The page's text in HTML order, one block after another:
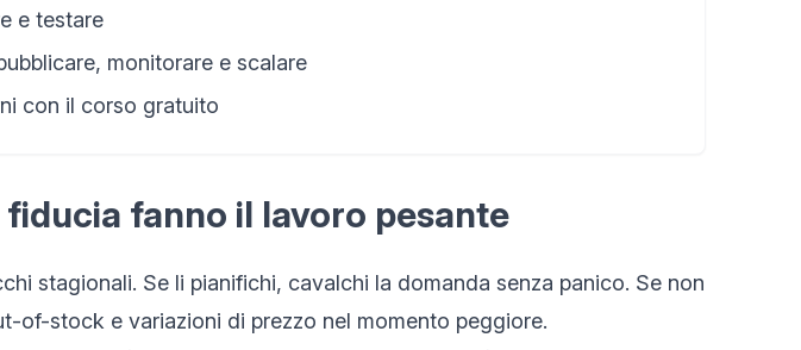
e testare
monitorare e scalare
con il corso gratuito
fanno il lavoro pesante
stagionali. Se li pianifichi, cavalchi la domanda senza panico. Se non
of-stock e variazioni di prezzo nel momento peggiore.